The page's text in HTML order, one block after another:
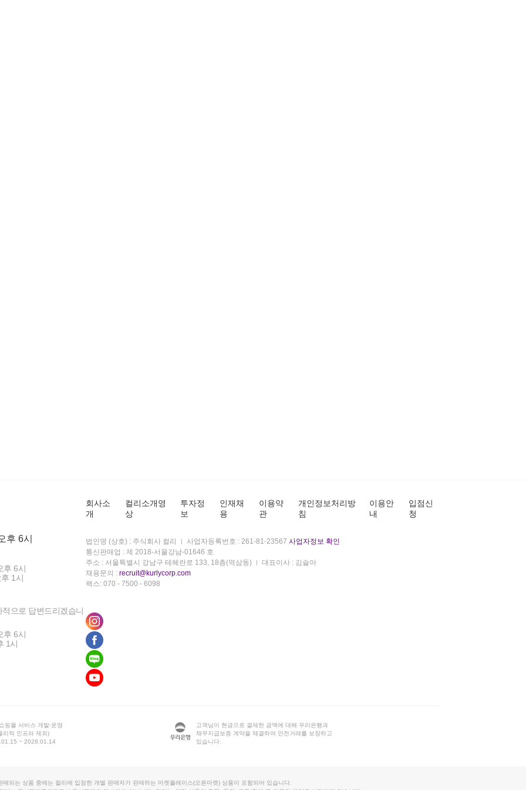
후 6시
후 6시
1시
으로 답변드리겠습니
후 6시
1시
회사소
개
컬리소개영
상
투자정
보
인재채
용
이용약
관
개인정보처리방
침
이용안
내
입점신
청
법인명 (상호) : 주식회사 컬리 사업자등록번호 : 261-81-23567 사업자정보 확인
통신판매업 : 제 2018-서울강남-01646 호
주소 : 서울특별시 강남구 테헤란로 133, 18층(역삼동)
대표이사 : 김슬아
채용문의 : recruit@kurlycorp.com
팩스: 070 - 7500 - 6098
핑몰 서비스 개발·운영
리적 인프라 제외)
~ 2028.01.14
고객님이 현금으로 결제한 금액에 대해 우리은행과
채무지급보증 계약을 체결하여 안전거래를 보장하고
있습니다.
매되는 상품 중에는 컬리에 입점한 개별 판매자가 판매하는 마켓플레이스(오픈마켓) 상품이 포함되어 있습니다.